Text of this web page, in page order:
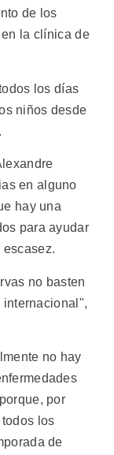
de los
la clínica de
los días
niños desde
en alguno
hay una
para ayudar
no basten
no hay
por
los
de